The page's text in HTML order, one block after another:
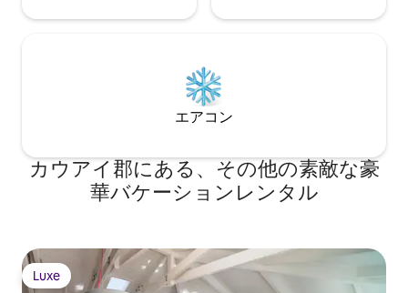
エアコン
カウアイ郡にある、その他の素敵な豪
華バケーションレンタル
Luxe
Luxe